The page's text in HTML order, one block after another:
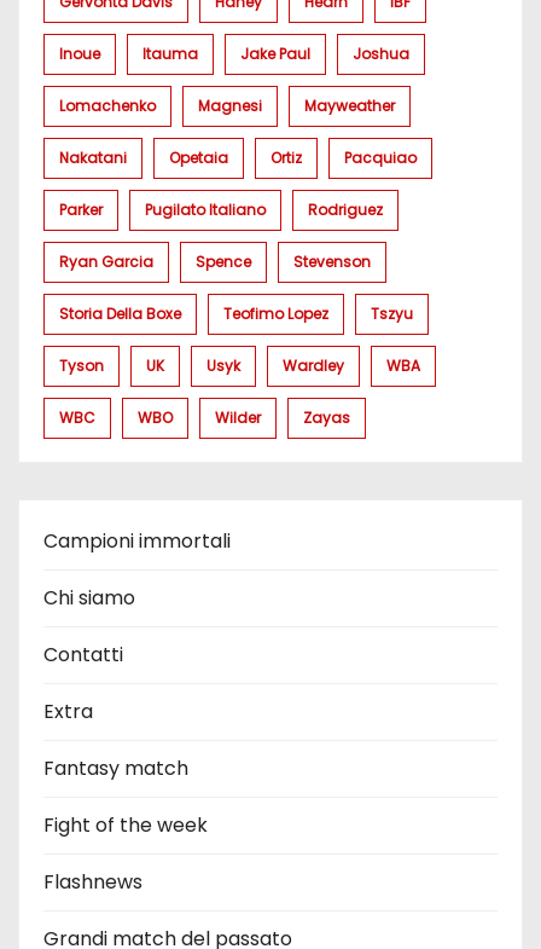
Inoue Itauma Jake Paul Joshua
Lomachenko Magnesi Mayweather
Nakatani Opetaia Ortiz Pacquiao
Parker Pugilato Italiano Rodriguez
Ryan Garcia Spence Stevenson
Storia Della Boxe Teofimo Lopez Tszyu
Tyson UK Usyk Wardley WBA
WBC WBO Wilder Zayas
Campioni immortali
Chi siamo
Contatti
Extra
Fantasy match
Fight of the week
Flashnews
Grandi match del passato